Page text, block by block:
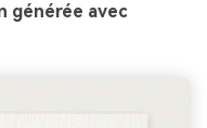
générée avec